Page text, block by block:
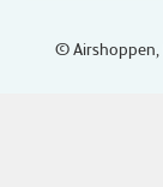
© Airshoppen